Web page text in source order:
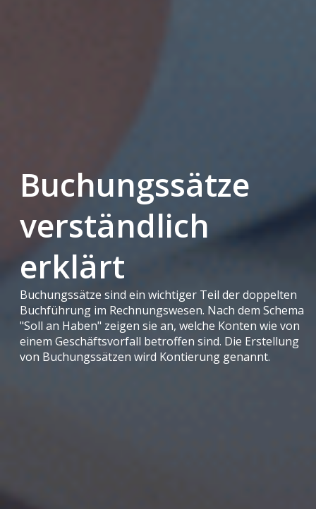
Buchungssätze
verständlich
erklärt
Buchungssätze sind ein wichtiger Teil der doppelten
Buchführung im Rechnungswesen. Nach dem Schema
"Soll an Haben" zeigen sie an, welche Konten wie von
einem Geschäftsvorfall betroffen sind. Die Erstellung
von Buchungssätzen wird Kontierung genannt.